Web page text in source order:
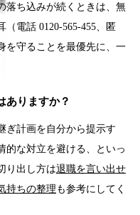
落ち込みが続くときは、無
電話 0120-565-455、匿
を守ることを最優先に、一
ありますか？
ぎ計画を自分から提示す
的な対立を避ける、といっ
り出し方は退職を言い出せ
持ちの整理 も参考にしてく